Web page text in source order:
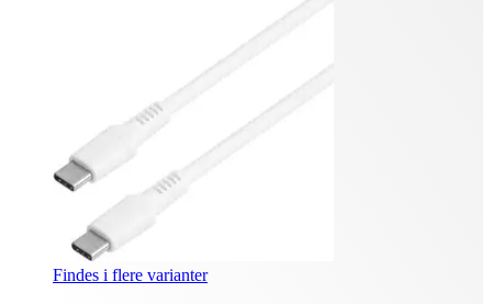
Findes i flere varianter